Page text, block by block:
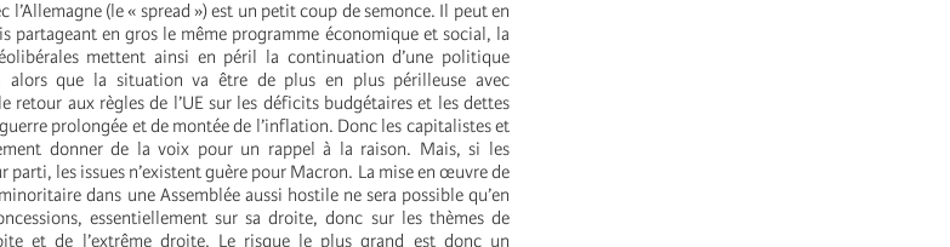
l’Allemagne (le « spread ») est un petit coup de semonce. Il peut en
partageant en gros le même programme économique et social, la
mettent ainsi en péril la continuation d’une politique
alors que la situation va être de plus en plus périlleuse avec
retour aux règles de l’UE sur les déficits budgétaires et les dettes
prolongée et de montée de l’inflation. Donc les capitalistes et
donner de la voix pour un rappel à la raison. Mais, si les
parti, les issues n’existent guère pour Macron. La mise en œuvre de
dans une Assemblée aussi hostile ne sera possible qu’en
essentiellement sur sa droite, donc sur les thèmes de
et de l’extrême droite. Le risque le plus grand est donc un